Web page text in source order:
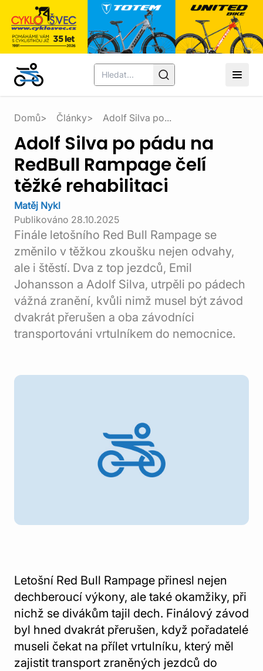
Domů Články Adolf Silva po...
Adolf Silva po pádu na
RedBull Rampage čelí
těžké rehabilitaci
Matěj Nykl
Publikováno 28.10.2025
Finále letošního Red Bull Rampage se
změnilo v těžkou zkoušku nejen odvahy,
ale i štěstí. Dva z top jezdců, Emil
Johansson a Adolf Silva, utrpěli po pádech
vážná zranění, kvůli nimž musel být závod
dvakrát přerušen a oba závodníci
transportováni vrtulníkem do nemocnice.
Letošní Red Bull Rampage přinesl nejen
dechberoucí výkony, ale také okamžiky, při
nichž se divákům tajil dech. Finálový závod
byl hned dvakrát přerušen, když pořadatelé
museli čekat na přílet vrtulníku, který měl
zajistit transport zraněných jezdců do